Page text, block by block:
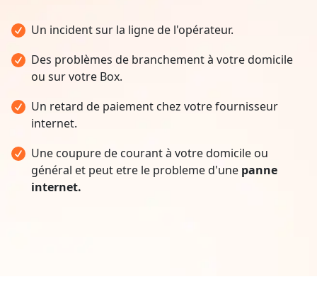
Un incident sur la ligne de l'opérateur.
Des problèmes de branchement à votre domicile
ou sur votre Box.
Un retard de paiement chez votre fournisseur
internet.
Une coupure de courant à votre domicile ou
général et peut etre le probleme d'une panne
internet.